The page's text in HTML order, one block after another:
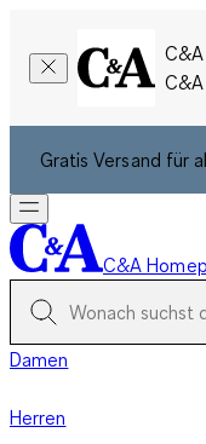
Gratis Versand für
C&A
Damen
Herren